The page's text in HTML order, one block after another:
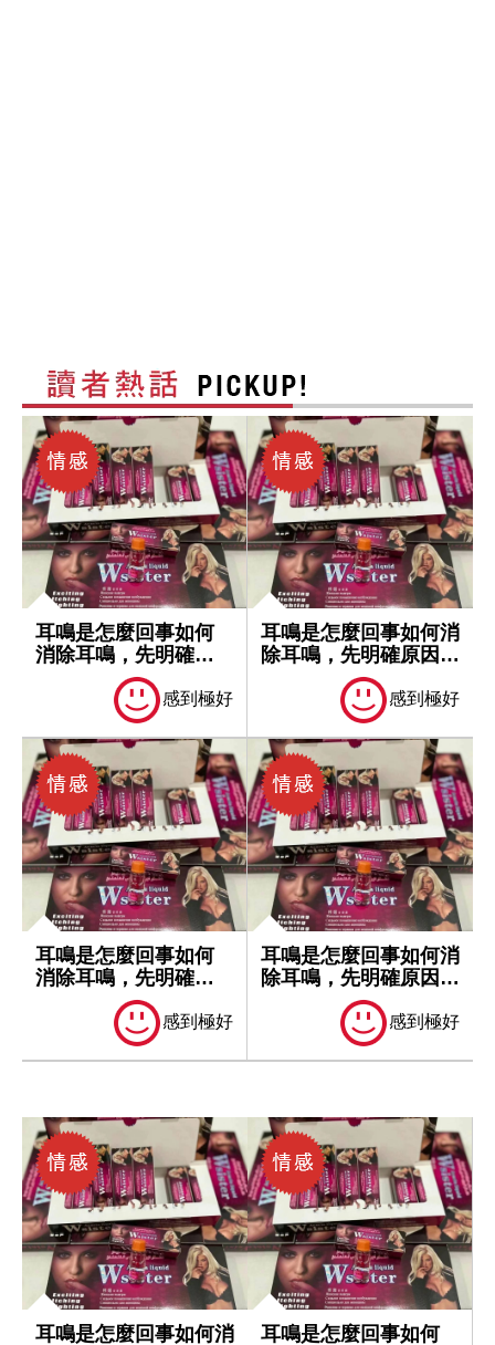
耳鳴是怎麼回事如何
消除耳鳴，先明確原
感到極好
耳鳴是怎麼回事如何消
除耳鳴，先明確原因再
感到極好
耳鳴是怎麼回事如何
消除耳鳴，先明確原
感到極好
耳鳴是怎麼回事如何消
除耳鳴，先明確原因再
感到極好
耳鳴是怎麼回事如何消
耳鳴是怎麼回事如何